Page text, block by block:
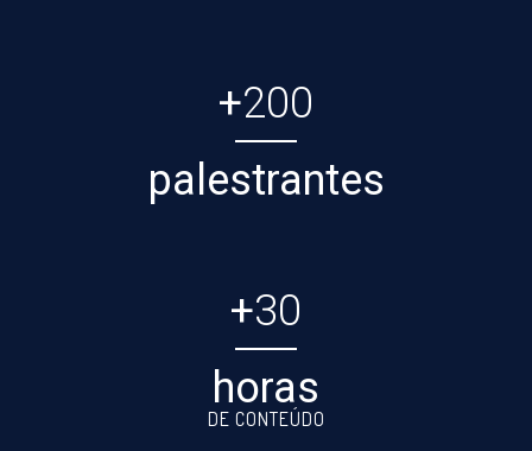
+200
palestrantes
+30
horas
DE CONTEÚDO